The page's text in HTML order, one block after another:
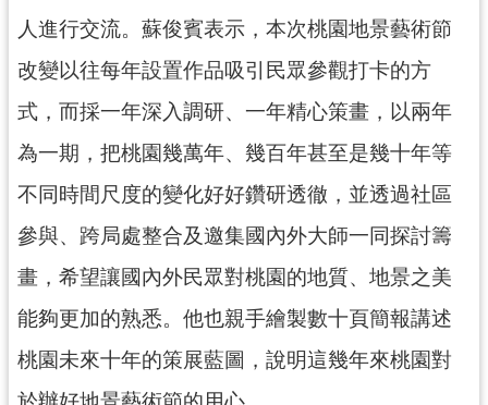
首
頁
網
導
覽
市
政
信
箱
常
見
人進行交流。蘇俊賓表示，本次桃園地景藝術節
改變以往每年設置作品吸引民眾參觀打卡的方
式，而採一年深入調研、一年精心策畫，以兩年
為一期，把桃園幾萬年、幾百年甚至是幾十年等
不同時間尺度的變化好好鑽研透徹，並透過社區
參與、跨局處整合及邀集國內外大師一同探討籌
畫，希望讓國內外民眾對桃園的地質、地景之美
能夠更加的熟悉。他也親手繪製數十頁簡報講述
桃園未來十年的策展藍圖，說明這幾年來桃園對